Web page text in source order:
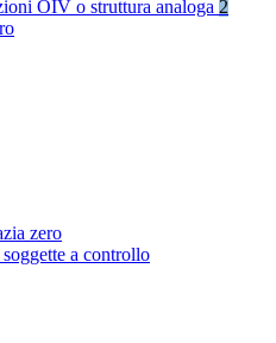
OIV o struttura analoga 2
zero
a controllo